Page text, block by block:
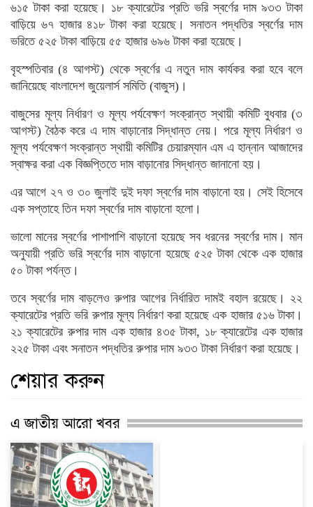
৬১৫ টাকা করা হয়েছে। ১৮ ক্যারেটের প্রতি ভরি স্বর্ণের দাম ৯৩৩ টাকা
বাড়িয়ে ৬৭ হাজার ৪১৮ টাকা করা হয়েছে। সনাতন পদ্ধতির স্বর্ণের দাম
ভরিতে ৫২৫ টাকা বাড়িয়ে ৫৫ হাজার ৬৯৬ টাকা করা হয়েছে।
বৃহস্পতিবার (৪ আগস্ট) থেকে স্বর্ণের এ নতুন দাম কার্যকর করা হবে বলে
জানিয়েছে বাংলাদেশ জুয়েলার্স সমিতি (বাজুস)।
বাজুসের মূল্য নির্ধারণ ও মূল্য পর্যবেক্ষণ সংক্রান্ত স্থায়ী কমিটি বুধবার (৩
আগস্ট) বৈঠক করে এ দাম বাড়ানোর সিদ্ধান্ত নেয়। পরে মূল্য নির্ধারণ ও
মূল্য পর্যবেক্ষণ সংক্রান্ত স্থায়ী কমিটির চেয়ারম্যান এম এ হান্নান আজাদের
স্বাক্ষর করা এক বিজ্ঞপ্তিতে দাম বাড়ানোর সিদ্ধান্ত জানানো হয়।
এর আগে ২৭ ও ৩০ জুলাই দুই দফা স্বর্ণের দাম বাড়ানো হয়। সেই হিসেবে
এক সপ্তাহে তিন দফা স্বর্ণের দাম বাড়ানো হলো।
ভালো মানের স্বর্ণের পাশাপাশি বাড়ানো হয়েছে সব ধরনের স্বর্ণের দাম। মান
অনুযায়ী প্রতি ভরি স্বর্ণের দাম বাড়ানো হয়েছে ৫২৫ টাকা থেকে এক হাজার
৫০ টাকা পর্যন্ত।
তবে স্বর্ণের দাম বাড়লেও রুপার আগের নির্ধারিত দামই বহাল রয়েছে। ২২
ক্যারেটের প্রতি ভরি রুপার মূল্য নির্ধারণ করা হয়েছে এক হাজার ৫১৬ টাকা।
২১ ক্যারেটের রুপার দাম এক হাজার ৪৩৫ টাকা, ১৮ ক্যারেটের এক হাজার
২২৫ টাকা এবং সনাতন পদ্ধতির রুপার দাম ৯৩৩ টাকা নির্ধারণ করা হয়েছে।
শেয়ার করুন
এ জাতীয় আরো খবর